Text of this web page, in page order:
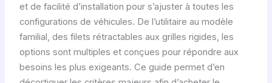
et de facilité d’installation pour s’ajuster à toutes les
configurations de véhicules. De l’utilitaire au modèle
familial, des filets rétractables aux grilles rigides, les
options sont multiples et conçues pour répondre aux
besoins les plus exigeants. Ce guide permet d’en